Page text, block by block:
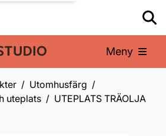
Meny
Utomhusfärg
uteplats
UTEPLATS TRÄOLJA